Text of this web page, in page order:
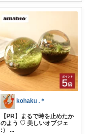
kohaku .＊
【PR】まるで時を止めたか
のよう ♡ 美しいオブジェ
:）...